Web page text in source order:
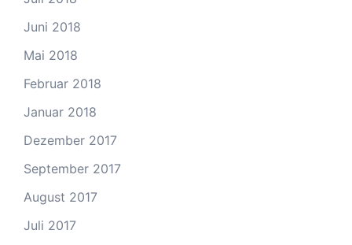
Juni 2018
Mai 2018
Februar 2018
Januar 2018
Dezember 2017
September 2017
August 2017
Juli 2017